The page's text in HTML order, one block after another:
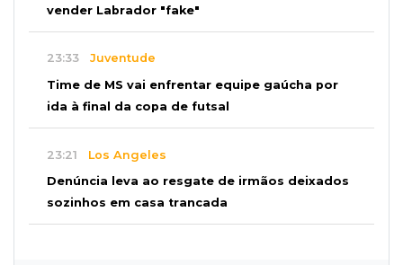
vender Labrador "fake"
23:33 Juventude
Time de MS vai enfrentar equipe gaúcha por
ida à final da copa de futsal
23:21 Los Angeles
Denúncia leva ao resgate de irmãos deixados
sozinhos em casa trancada